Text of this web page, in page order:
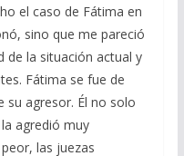
el caso de Fátima en
sino que me pareció
de la situación actual y
Fátima se fue de
su agresor. Él no solo
agredió muy
las juezas